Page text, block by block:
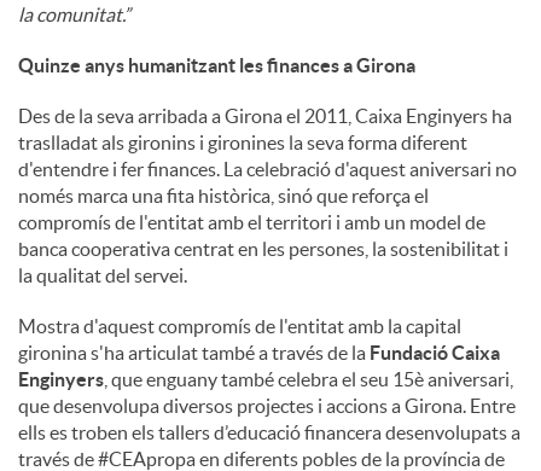
la comunitat.”
Quinze anys humanitzant les finances a Girona
Des de la seva arribada a Girona el 2011, Caixa Enginyers ha
traslladat als gironins i gironines la seva forma diferent
d'entendre i fer finances. La celebració d'aquest aniversari no
només marca una fita històrica, sinó que reforça el
compromís de l'entitat amb el territori i amb un model de
banca cooperativa centrat en les persones, la sostenibilitat i
la qualitat del servei.
Mostra d'aquest compromís de l'entitat amb la capital
gironina s'ha articulat també a través de la Fundació Caixa
Enginyers , que enguany també celebra el seu 15è aniversari,
que desenvolupa diversos projectes i accions a Girona. Entre
ells es troben els tallers d’educació financera desenvolupats a
través de #CEApropa en diferents pobles de la província de